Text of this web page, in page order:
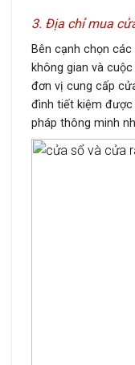
3. Địa chỉ mua
Bên cạnh chọn
không gian và
đơn vị cung cấp
đình tiết kiệm được
pháp thông minh